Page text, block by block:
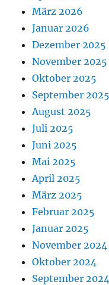
März 2026
Januar 2026
Dezember 2025
November 2025
Oktober 2025
September 2025
August 2025
Juli 2025
Juni 2025
Mai 2025
April 2025
März 2025
Februar 2025
Januar 2025
November 2024
Oktober 2024
September 2024